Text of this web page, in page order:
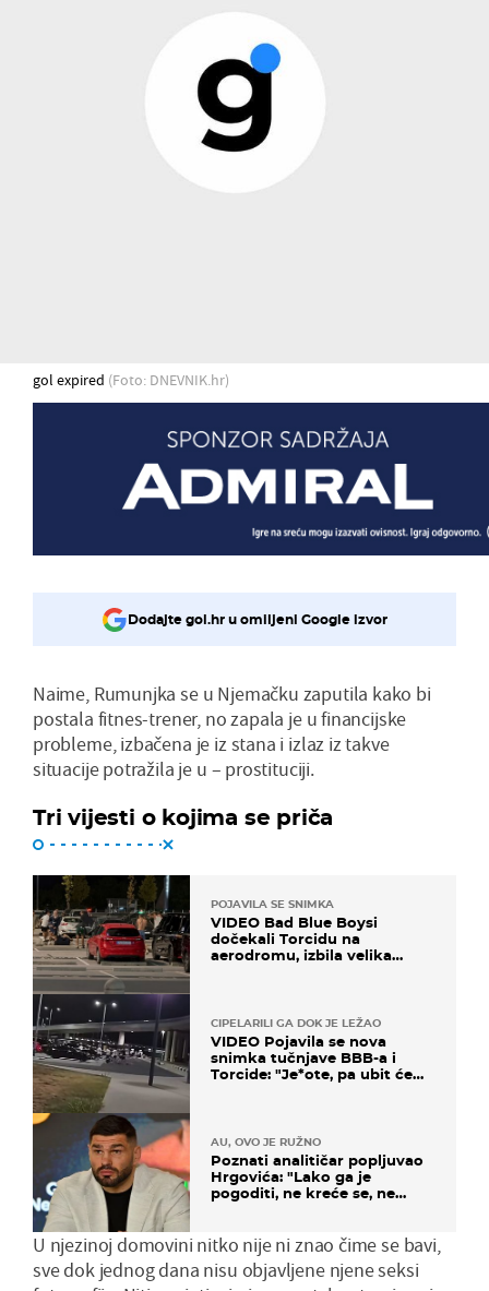
gol expired (Foto: DNEVNIK.hr)
Dodajte gol.hr u omiljeni Google izvor
Naime, Rumunjka se u Njemačku zaputila kako bi
postala fitnes-trener, no zapala je u financijske
probleme, izbačena je iz stana i izlaz iz takve
situacije potražila je u – prostituciji.
Tri vijesti o kojima se priča
POJAVILA SE SNIMKA
VIDEO Bad Blue Boysi
dočekali Torcidu na
aerodromu, izbila velika
CIPELARILI GA DOK JE LEŽAO
VIDEO Pojavila se nova
snimka tučnjave BBB-a i
Torcide: "Je*ote, pa ubit će
AU, OVO JE RUŽNO
Poznati analitičar popljuvao
Hrgovića: "Lako ga je
pogoditi, ne kreće se, ne
U njezinoj domovini nitko nije ni znao čime se bavi,
sve dok jednog dana nisu objavljene njene seksi